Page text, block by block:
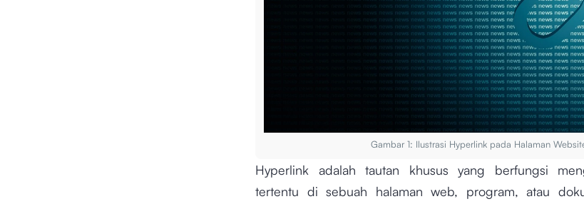
Gambar 1: Ilustrasi Hyperlink pada Halaman
Hyperlink adalah tautan khusus yang berfungsi
tertentu di sebuah halaman web, program, atau